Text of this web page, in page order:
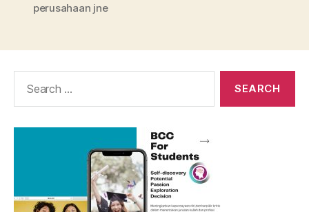
perusahaan jne